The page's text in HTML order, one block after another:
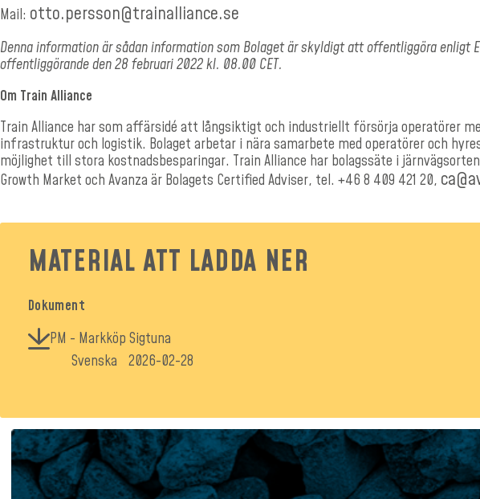
Mail: otto.persson@trainalliance.se
Denna information är sådan information som Bolaget är skyldigt att offentliggöra
offentliggörande den 28 februari 2022 kl. 08.00 CET.
Om Train Alliance
Train Alliance har som affärsidé att långsiktigt och industriellt försörja operatörer
infrastruktur och logistik. Bolaget arbetar i nära samarbete med operatörer och
möjlighet till stora kostnadsbesparingar. Train Alliance har bolagssäte i
Growth Market och Avanza är Bolagets Certified Adviser, tel. +46 8 409 421 20,
MATERIAL ATT LADDA NER
Dokument
PM - Markköp Sigtuna
Svenska 2026-02-28